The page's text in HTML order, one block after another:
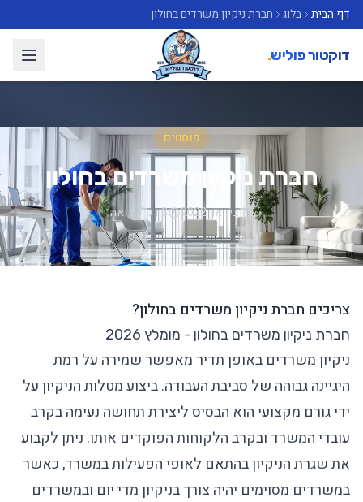
דף הבית בלוג חברת ניקיון משרדים בחולון
דוקטור פוליש.
פוסטים
חברת ניקיון משרדים בחולון
19 בינואר 2022 3 דק' קריאה
צריכים חברת ניקיון משרדים בחולון?
חברת ניקיון משרדים בחולון - מומלץ 2026
ניקיון משרדים באופן תדיר מאפשר שמירה על רמת
היגיינה גבוהה של סביבת העבודה. ביצוע מטלות הניקיון על
ידי גורם מקצועי הוא הבסיס ליצירת תחושה נעימה בקרב
עובדי המשרד ובקרב הלקוחות הפוקדים אותו. ניתן לקבוע
את שגרת הניקיון בהתאם לאופי הפעילות במשרד, כאשר
במשרדים מסוימים יהיה צורך בניקיון מדי יום ובמשרדים